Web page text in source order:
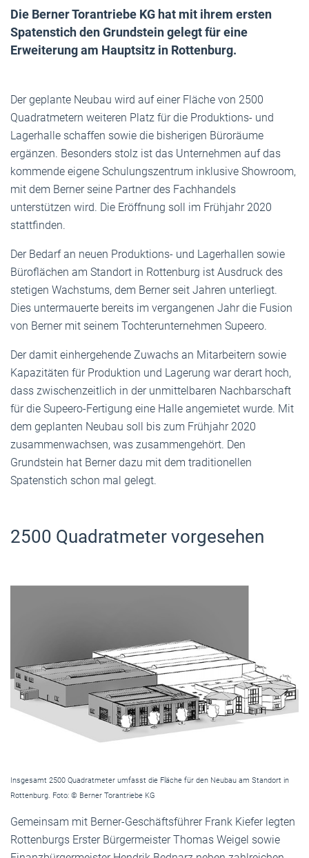
Die Berner Torantriebe KG hat mit ihrem ersten
Spatenstich den Grundstein gelegt für eine
Erweiterung am Hauptsitz in Rottenburg.
Der geplante Neubau wird auf einer Fläche von 2500
Quadratmetern weiteren Platz für die Produktions- und
Lagerhalle schaffen sowie die bisherigen Büroräume
ergänzen. Besonders stolz ist das Unternehmen auf das
kommende eigene Schulungszentrum inklusive Showroom,
mit dem Berner seine Partner des Fachhandels
unterstützen wird. Die Eröffnung soll im Frühjahr 2020
stattfinden.
Der Bedarf an neuen Produktions- und Lagerhallen sowie
Büroflächen am Standort in Rottenburg ist Ausdruck des
stetigen Wachstums, dem Berner seit Jahren unterliegt.
Dies untermauerte bereits im vergangenen Jahr die Fusion
von Berner mit seinem Tochterunternehmen Supeero.
Der damit einhergehende Zuwachs an Mitarbeitern sowie
Kapazitäten für Produktion und Lagerung war derart hoch,
dass zwischenzeitlich in der unmittelbaren Nachbarschaft
für die Supeero-Fertigung eine Halle angemietet wurde. Mit
dem geplanten Neubau soll bis zum Frühjahr 2020
zusammenwachsen, was zusammengehört. Den
Grundstein hat Berner dazu mit dem traditionellen
Spatenstich schon mal gelegt.
2500 Quadratmeter vorgesehen
Insgesamt 2500 Quadratmeter umfasst die Fläche für den Neubau am Standort in
Rottenburg. Foto: © Berner Torantriebe KG
Gemeinsam mit Berner-Geschäftsführer Frank Kiefer legten
Rottenburgs Erster Bürgermeister Thomas Weigel sowie